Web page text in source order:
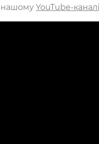
нашому YouTube-каналі